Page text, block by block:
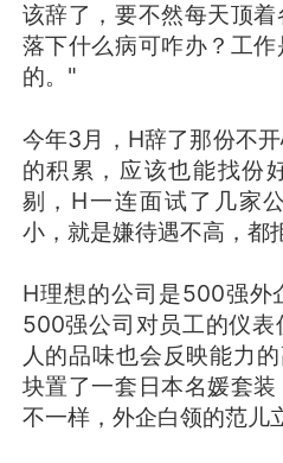
该辞了，要不然每天顶
落下什么病可咋办？工
的。"
今年3月，H辞了那份不
的积累，应该也能找份
剔，H一连面试了几家
小，就是嫌待遇不高，都
H理想的公司是500强外
500强公司对员工的仪
人的品味也会反映能力
块置了一套日本名媛套
不一样，外企白领的范儿